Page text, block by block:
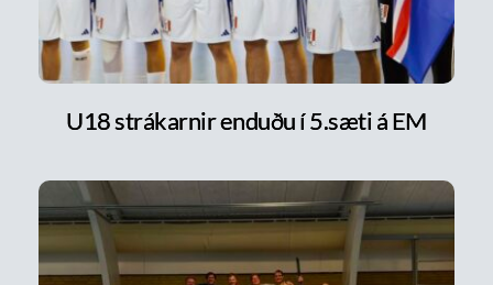
U18 strákarnir enduðu í 5.sæti á EM